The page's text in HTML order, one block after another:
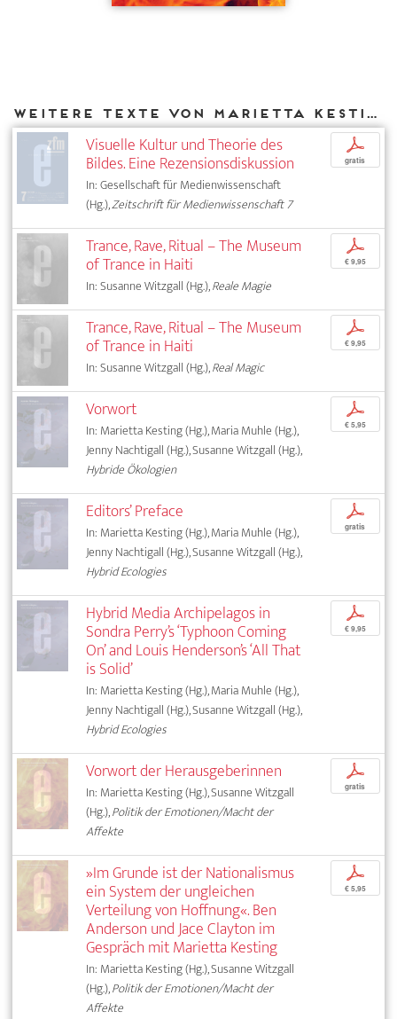
Weitere Texte von Marietta Kesting bei DIAPHANES
Visuelle Kultur und Theorie des
Bildes. Eine Rezensionsdiskussion
In: Gesellschaft für Medienwissenschaft
(Hg.),Zeitschrift für Medienwissenschaft 7
p
gratis
Trance, Rave, Ritual – The Museum
of Trance in Haiti
In: Susanne Witzgall (Hg.),Reale Magie
p
€ 9,95
Trance, Rave, Ritual – The Museum
of Trance in Haiti
In: Susanne Witzgall (Hg.),Real Magic
p
€ 9,95
Vorwort
In: Marietta Kesting (Hg.), Maria Muhle (Hg.),
Jenny Nachtigall (Hg.), Susanne Witzgall (Hg.),
Hybride Ökologien
p
€ 5,95
Editors’ Preface
In: Marietta Kesting (Hg.), Maria Muhle (Hg.),
Jenny Nachtigall (Hg.), Susanne Witzgall (Hg.),
Hybrid Ecologies
p
gratis
Hybrid Media Archipelagos in
Sondra Perry’s ‘Typhoon Coming
On’ and Louis Henderson’s ‘All That
is Solid’
In: Marietta Kesting (Hg.), Maria Muhle (Hg.),
Jenny Nachtigall (Hg.), Susanne Witzgall (Hg.),
Hybrid Ecologies
p
€ 9,95
Vorwort der Herausgeberinnen
In: Marietta Kesting (Hg.), Susanne Witzgall
(Hg.),Politik der Emotionen/Macht der
Affekte
p
gratis
»Im Grunde ist der Nationalismus
ein System der ungleichen
Verteilung von Hoffnung«. Ben
Anderson und Jace Clayton im
Gespräch mit Marietta Kesting
In: Marietta Kesting (Hg.), Susanne Witzgall
(Hg.),Politik der Emotionen/Macht der
Affekte
p
€ 5,95